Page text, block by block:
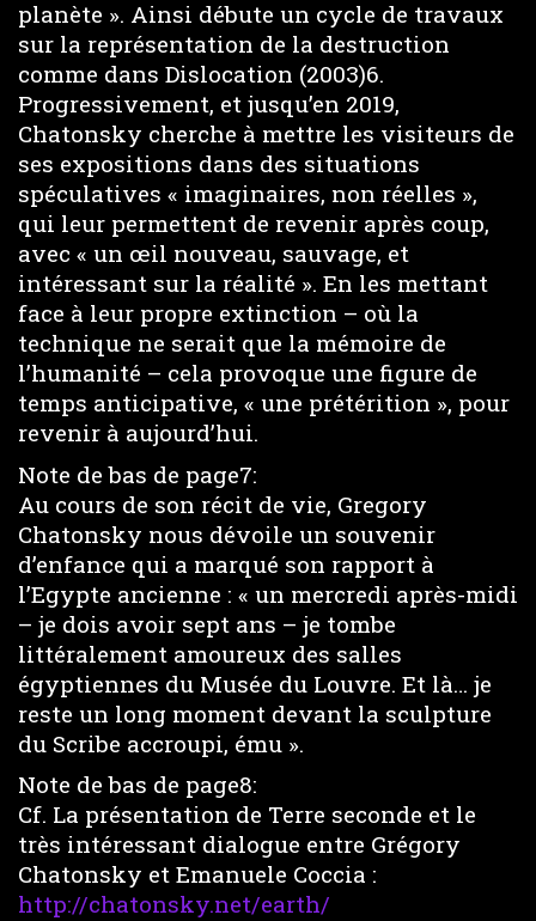
planète ». Ainsi débute un cycle de travaux
sur la représentation de la destruction
comme dans Dislocation (2003)6.
Progressivement, et jusqu’en 2019,
Chatonsky cherche à mettre les visiteurs de
ses expositions dans des situations
spéculatives « imaginaires, non réelles »,
qui leur permettent de revenir après coup,
avec « un œil nouveau, sauvage, et
intéressant sur la réalité ». En les mettant
face à leur propre extinction – où la
technique ne serait que la mémoire de
l’humanité – cela provoque une figure de
temps anticipative, « une prétérition », pour
revenir à aujourd’hui.
Note de bas de page7:
Au cours de son récit de vie, Gregory
Chatonsky nous dévoile un souvenir
d’enfance qui a marqué son rapport à
l’Egypte ancienne : « un mercredi après-midi
– je dois avoir sept ans – je tombe
littéralement amoureux des salles
égyptiennes du Musée du Louvre. Et là… je
reste un long moment devant la sculpture
du Scribe accroupi, ému ».
Note de bas de page8:
Cf. La présentation de Terre seconde et le
très intéressant dialogue entre Grégory
Chatonsky et Emanuele Coccia :
http://chatonsky.net/earth/